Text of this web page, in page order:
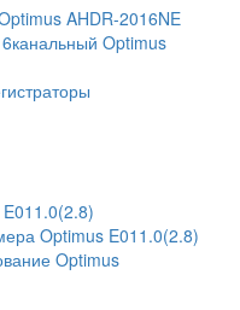
Optimus
Optimus E011.0(2.8)
Optimus